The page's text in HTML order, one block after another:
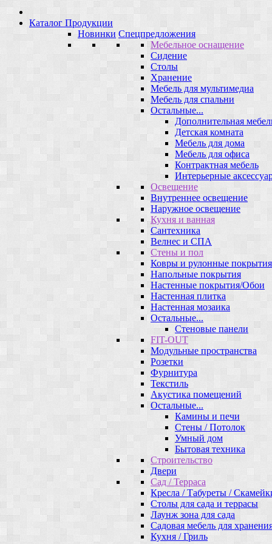
Каталог Продукции
Новинки Спецпредложения
Мебельное оснащение
Сидение
Столы
Хранение
Мебель для мультимедиа
Мебель для спальни
Остальные...
Дополнительная
Детская комната
Мебель для дома
Мебель для офиса
Контрактная мебель
Интерьерные
Освещение
Внутреннее освещение
Наружное освещение
Кухня и ванная
Сантехника
Велнес и СПА
Стены и пол
Ковры и рулонные покрытия
Напольные покрытия
Настенные покрытия/Обои
Настенная плитка
Настенная мозаика
Остальные...
Стеновые панели
FIT-OUT
Модульные пространства
Розетки
Фурнитура
Текстиль
Акустика помещений
Остальные...
Камины и печи
Стены / Потолок
Умный дом
Бытовая техника
Строительство
Двери
Сад / Терраса
Кресла / Табуреты /
Столы для сада и террасы
Лаунж зона для сада
Садовая мебель для
Кухня / Гриль